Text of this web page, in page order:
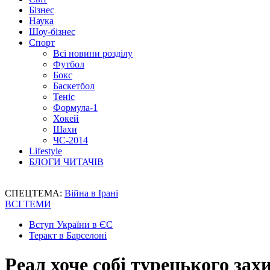
Бізнес
Наука
Шоу-бізнес
Спорт
Всі новини розділу
Футбол
Бокс
Баскетбол
Теніс
Формула-1
Хокей
Шахи
ЧС-2014
Lifestyle
БЛОГИ ЧИТАЧІВ
СПЕЦТЕМА: Війна в Ірані
ВСІ ТЕМИ
Вступ України в ЄС
Теракт в Барселоні
Реал хоче собі турецького